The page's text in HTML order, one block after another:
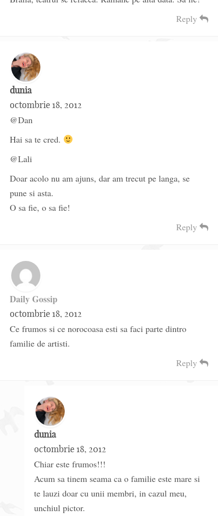
Reply
dunia
octombrie 18, 2012
@Dan
Hai sa te cred.
@Lali
Doar acolo nu am ajuns, dar am trecut pe langa, se
pune si asta.
O sa fie, o sa fie!
Reply
Daily Gossip
octombrie 18, 2012
Ce frumos si ce norocoasa esti sa faci parte dintro
familie de artisti.
Reply
dunia
octombrie 18, 2012
Chiar este frumos!!!
Acum sa tinem seama ca o familie este mare si
te lauzi doar cu unii membri, in cazul meu,
unchiul pictor.